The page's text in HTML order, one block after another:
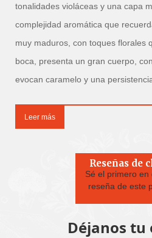
tonalidades violáceas y una capa
complejidad aromática que
muy maduros, con toques florales
boca, presenta un gran cuerpo,
evocan caramelo y una
Elaboración
Teodoro Tinto provienen de
situados a una altitud elevada, lo
maduración óptima de la fruta.
roble francés, lo que le confiere
Leer más
Reseñas de
Sé el primero en
reseña de este
Déjanos tu